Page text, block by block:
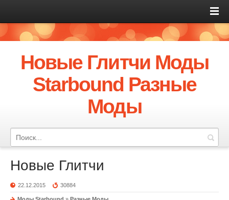
Новые Глитчи Моды
Starbound Разные
Моды
Новые Глитчи
22.12.2015 30884